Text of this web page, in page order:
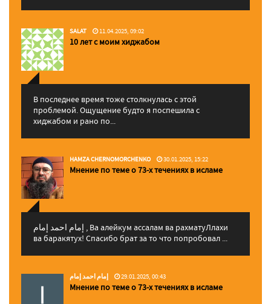
SALAT 11.04.2025, 09:02
10 лет с моим хиджабом
В последнее время тоже столкнулась с этой
проблемой. Ощущение будто я поспешила с
хиджабом и рано по...
HAMZA CHERNOMORCHENKO 30.01.2025, 15:22
Мнение по теме о 73-х течениях в исламе
إمام احمد إمام , Ва алейкум ассалам ва рахматуЛлахи
ва баракятух! Спасибо брат за то что попробовал ...
إمام احمد إمام 29.01.2025, 00:43
Мнение по теме о 73-х течениях в исламе